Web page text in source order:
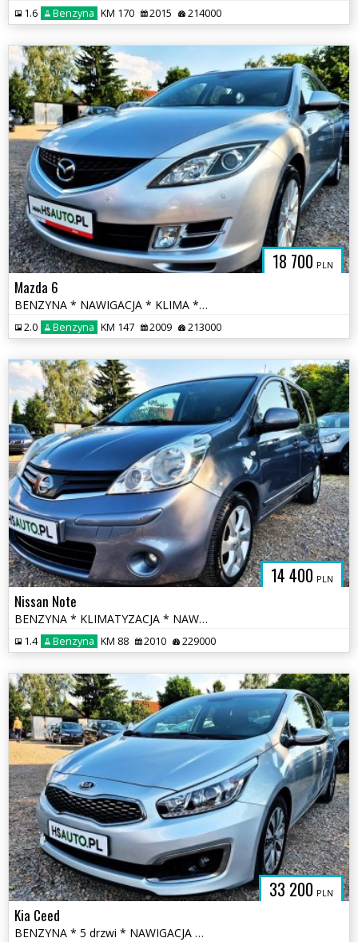
1.6 Benzyna KM 170 2015 214000
18 700 PLN
Mazda 6
BENZYNA * NAWIGACJA * KLIMA * super * okazja * polecamy
2.0 Benzyna KM 147 2009 213000
14 400 PLN
Nissan Note
BENZYNA * KLIMATYZACJA * NAWIGACJA * super * okazja * polecamy
1.4 Benzyna KM 88 2010 229000
33 200 PLN
Kia Ceed
BENZYNA * 5 drzwi * NAWIGACJA * KAMERA * super * okazja * polecamy